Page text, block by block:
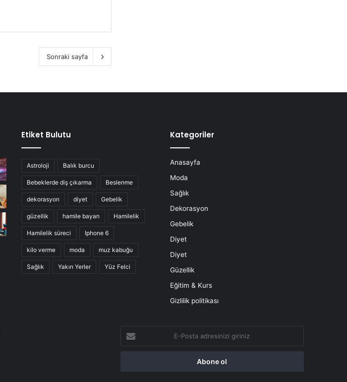
Sonraki sayfa
Etiket Bulutu
Astroloji Balık burcu
Bebeklerde diş çıkarma Beslenme
dekorasyon diyet Gebelik
güzellik hamile bayan Hamilelik
Hamilelik süreci Iphone 6
kilo verme moda muz kabuğu
Sağlık Yakın Yerler Yüz Felci
Kategoriler
Anasayfa
Moda
Sağlık
Dekorasyon
Gebelik
Diyet
Diyet
Güzellik
Eğitim & Kurs
Gizlilik politikası
Posta
adresinizi